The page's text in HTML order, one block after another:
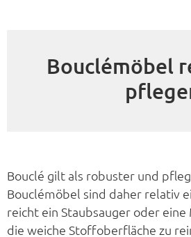
Bouclémöbel
Bouclé gilt als robuster und
Bouclémöbel sind daher relativ
reicht ein Staubsauger oder
die weiche Stoffoberfläche zu